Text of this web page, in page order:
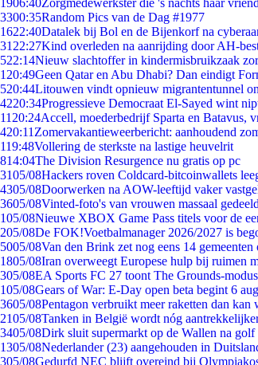
1906:40Zorgmedewerkster die 's nachts haar
3300:35Random Pics van de Dag #1977
1622:40Datalek bij Bol en de Bijenkorf na
31 22:27Kind overleden na aanrijding door AH-
522:14Nieuw slachtoffer in kindermisbruikzaak
1 20:49Geen Qatar en Abu Dhabi? Dan eindigt
520:44Litouwen vindt opnieuw migrantentunnel
4220:34Progressieve Democraat El-Sayed wint
11 20:24Accell, moederbedrijf Sparta en Batavus,
420:11 Zomervakantieweerbericht: aanhoudend
119:48Vollering de sterkste na lastige heuvelrit
814:04The Division Resurgence nu gratis op pc
3105/08Hackers roven Coldcard-bitcoinwallets
4305/08Doorwerken na AOW-leeftijd vaker
3605/08Vinted-foto's van vrouwen massaal
105/08Nieuwe XBOX Game Pass titels voor de
205/08De FOK!Voetbalmanager 2026/2027 is
5005/08Van den Brink zet nog eens 14
1805/08Iran overweegt Europese hulp bij ruimen
305/08EA Sports FC 27 toont The Grounds-modus
105/08Gears of War: E-Day open beta begint 6
3605/08Pentagon verbruikt meer raketten dan
2105/08Tanken in België wordt nóg
3405/08Dirk sluit supermarkt op de Wallen na golf
1305/08Nederlander (23) aangehouden in
305/08Gedurfd NEC blijft overeind bij